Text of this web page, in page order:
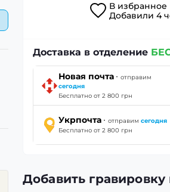
В избранное
Добавили 4
Доставка в отделение
Новая почта · отправим
сегодня
Бесплатно от 2 800 грн
Укрпочта · отправим сегодня
Бесплатно от 2 800 грн
Добавить гравировку